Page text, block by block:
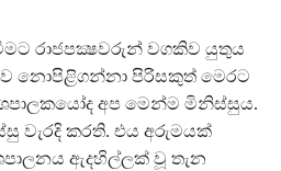
රාජපක්‍ෂවරුන් වගකිව යුතුය
නොපිළිගන්නා පිරිසකුත් මෙරට
අප මෙන්ම මිනිස්සුය.
වැරදි කරති. එය අරුමයක්
ඇදහිල්ලක් වූ තැන